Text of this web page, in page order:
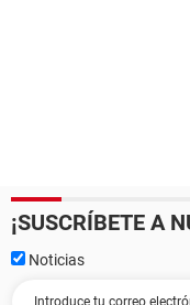
¡SUSCRÍBETE A
Noticias